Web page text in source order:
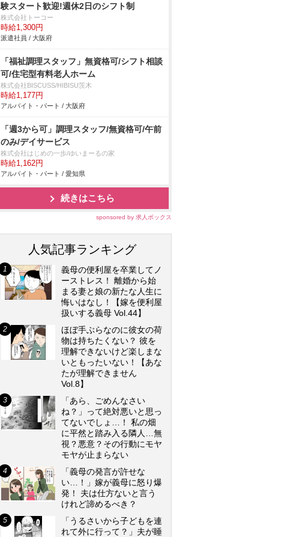
験スタート歓迎!週休2日のシフト制
株式会社トーコー
時給1,300円
派遣社員 / 大阪府
「福祉調理スタッフ」無資格可/シフト相談
可/住宅型有料老人ホーム
株式会社BISCUSS/HIBISU茨木
時給1,177円
アルバイト・パート / 大阪府
「週3から可」調理スタッフ/無資格可/午前
のみ/デイサービス
株式会社はじめの一歩/ゆいまーるの家
時給1,162円
アルバイト・パート / 愛知県
続きはこちら
sponsored by 求人ボックス
人気記事ランキング
義母の便利屋を卒業してノ
ーストレス！ 離婚から始
まる妻と娘の新たな人生に
悔いはなし！【嫁を便利屋
扱いする義母 Vol.44】
ほぼ手ぶらなのに彼女の荷
物は持ちたくない？ 彼を
理解できないけど楽しまな
いともったいない！【あな
たが理解できません
Vol.8】
「あら、ごめんなさい
ね？」って絶対悪いと思っ
てないでしょ…！ 私の畑
に平然と踏み入る隣人…無
視？悪意？その行動にモヤ
モヤが止まらない
「義母の発言が許せな
い…！」嫁が義母に怒り爆
発！ 夫は仕方ないと言う
けれど諦めるべき？
「うるさいから子どもを連
れて外に行って？」夫が睡